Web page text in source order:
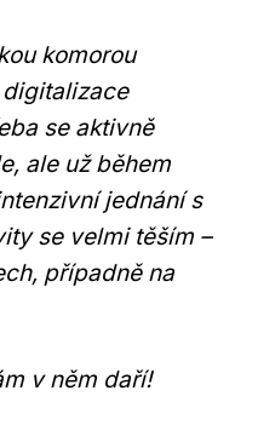
komorou
digitalizace
se aktivně
ale už během
jednání s
se velmi těším –
případně na
v něm daří!